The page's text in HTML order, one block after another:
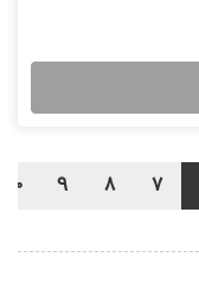
7
8
9
10